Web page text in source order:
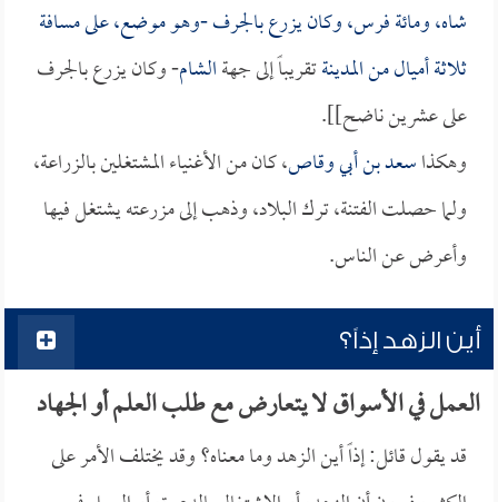
شاه، ومائة فرس، وكان يزرع بالجرف -وهو موضع، على مسافة
ثلاثة أميال منالمدينةتقريباً إلى جهةالشام- وكان يزرع بالجرف
على عشرين ناضح]].
وهكذاسعد بن أبي وقاص، كان من الأغنياء المشتغلين بالزراعة،
ولما حصلت الفتنة، ترك البلاد، وذهب إلى مزرعته يشتغل فيها
وأعرض عن الناس.
أين الزهد إذاً؟
العمل في الأسواق لا يتعارض مع طلب العلم أو الجهاد
قد يقول قائل: إذاً أين الزهد وما معناه؟ وقد يختلف الأمر على